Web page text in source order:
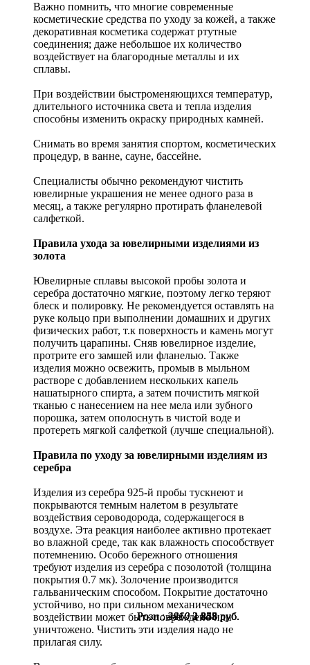
Розн.:3810 2 858руб.
Розн.:3810 2 858руб.
Розн.:4460 3 345руб.
Важно помнить, что многие современные
косметические средства по уходу за кожей, а также
декоративная косметика содержат ртутные
соединения; даже небольшое их количество
воздействует на благородные металлы и их
сплавы.
При воздействии быстроменяющихся температур,
длительного источника света и тепла изделия
способны изменить окраску природных камней.
Снимать во время занятия спортом, косметических
процедур, в ванне, сауне, бассейне.
Специалисты обычно рекомендуют чистить
ювелирные украшения не менее одного раза в
месяц, а также регулярно протирать фланелевой
салфеткой.
Правила ухода за ювелирными изделиями из
золота
Ювелирные сплавы высокой пробы золота и
серебра достаточно мягкие, поэтому легко теряют
блеск и полировку. Не рекомендуется оставлять на
руке кольцо при выполнении домашних и других
физических работ, т.к поверхность и камень могут
получить царапины. Сняв ювелирное изделие,
протрите его замшей или фланелью. Также
изделия можно освежить, промыв в мыльном
растворе с добавлением нескольких капель
нашатырного спирта, а затем почистить мягкой
тканью с нанесением на нее мела или зубного
порошка, затем ополоснуть в чистой воде и
протереть мягкой салфеткой (лучше специальной).
Правила по уходу за ювелирными изделиям из
серебра
Изделия из серебра 925-й пробы тускнеют и
покрываются темным налетом в результате
воздействия сероводорода, содержащегося в
воздухе. Эта реакция наиболее активно протекает
во влажной среде, так как влажность способствует
потемнению. Особо бережного отношения
требуют изделия из серебра с позолотой (толщина
покрытия 0.7 мк). Золочение производится
гальваническим способом. Покрытие достаточно
устойчиво, но при сильном механическом
воздействии может быть повреждено или
уничтожено. Чистить эти изделия надо не
прилагая силу.